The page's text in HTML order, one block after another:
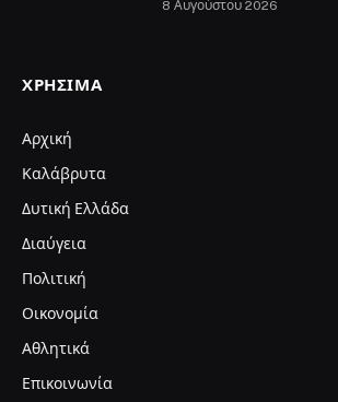
8 Αυγούστου 2026
ΧΡΉΣΙΜΑ
Αρχική
Καλάβρυτα
Δυτική Ελλάδα
Διαύγεια
Πολιτική
Οικονομία
Αθλητικά
Επικοινωνία